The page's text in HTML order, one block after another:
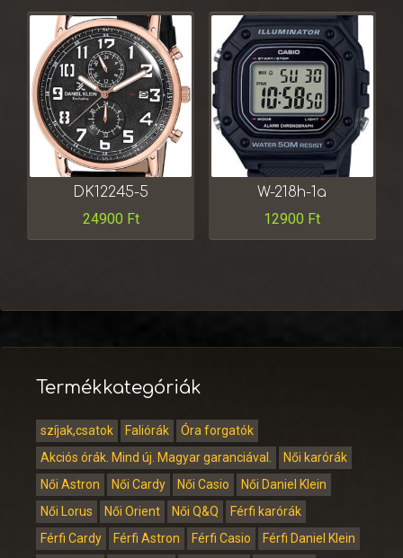
DK12245-5
24900 Ft
W-218h-1a
12900 Ft
Termékkategóriák
szíjak,csatok Faliórák
Óra forgatók
Akciós órák. Mind új. Magyar garanciával.
Női karórák
Női Astron
Női Cardy Női Casio
Női Daniel Klein
Női Lorus
Női Orient Női Q&Q
Férfi karórák
Férfi Cardy
Férfi Astron Férfi Casio
Férfi Daniel Klein